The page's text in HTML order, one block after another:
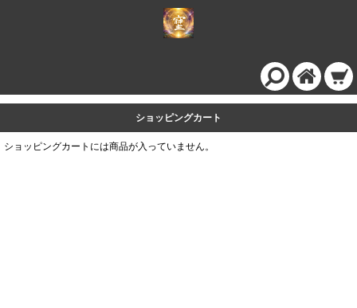
ショッピングカート
ショッピングカートには商品が入っていません。